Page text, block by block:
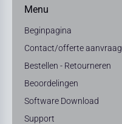
Menu
Beginpagina
Contact/offerte aanvraag
Bestellen - Retourneren
Beoordelingen
Software Download
Support